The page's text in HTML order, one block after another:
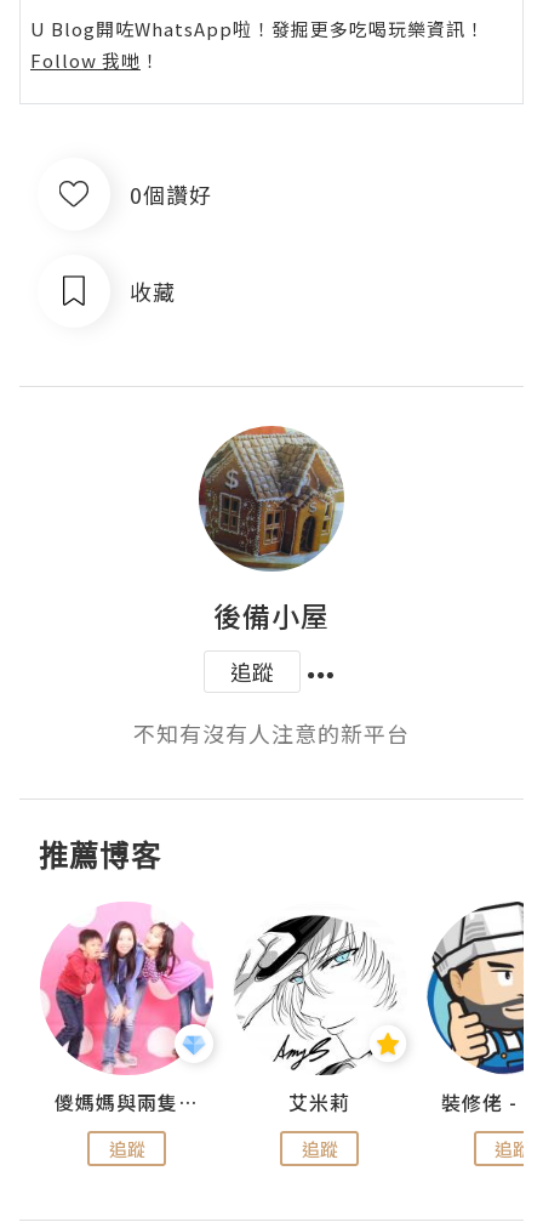
U Blog開咗WhatsApp啦！發掘更多吃喝玩樂資訊！
Follow 我哋 ！
0個讚好
收藏
後備小屋
追蹤
不知有沒有人注意的新平台
推薦博客
儍媽媽與兩隻小魔怪之家
追蹤
艾米莉
追蹤 追蹤